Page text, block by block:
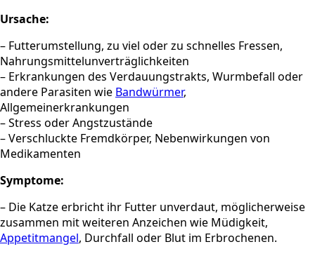
Ursache:
– Futterumstellung, zu viel oder zu schnelles Fressen,
Nahrungsmittelunverträglichkeiten
– Erkrankungen des Verdauungstrakts, Wurmbefall oder
andere Parasiten wie Bandwürmer,
Allgemeinerkrankungen
– Stress oder Angstzustände
– Verschluckte Fremdkörper, Nebenwirkungen von
Medikamenten
Symptome:
– Die Katze erbricht ihr Futter unverdaut, möglicherweise
zusammen mit weiteren Anzeichen wie Müdigkeit,
Appetitmangel, Durchfall oder Blut im Erbrochenen.